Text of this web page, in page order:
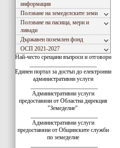
информация
Ползване на земеделските земи
Ползване на пасища, мери и
ливади
Държавен поземлен фонд
ОСП 2021-2027
Най-често срещани въпроси и отговори
Единен портал за достъп до електронни
административни услуги
Административни услуги
предоставяни от Областна дирекция
"Земеделие"
Административни услуги
предоставяни от Общинските служби
по земеделие